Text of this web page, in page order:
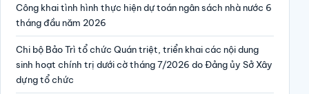
Công khai tình hình thực hiện dự toán ngân sách nhà nước 6
tháng đầu năm 2026
Chi bộ Bảo Trì tổ chức Quán triệt, triển khai các nội dung
sinh hoạt chính trị dưới cờ tháng 7/2026 do Đảng ủy Sở Xây
dựng tổ chức